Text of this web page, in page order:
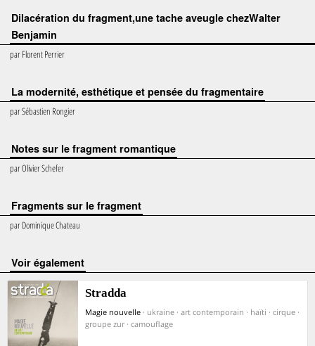
Dilacération du fragment,une tache aveugle chezWalter
Benjamin
parFlorent Perrier
La modernité, esthétique et pensée du fragmentaire
parSébastien Rongier
Notes sur le fragment romantique
parOlivier Schefer
Fragments sur le fragment
parDominique Chateau
voir également
Stradda
Magie nouvelle · ukraine · art contemporain · haïti · cirque ·
groupe zur · camouflage